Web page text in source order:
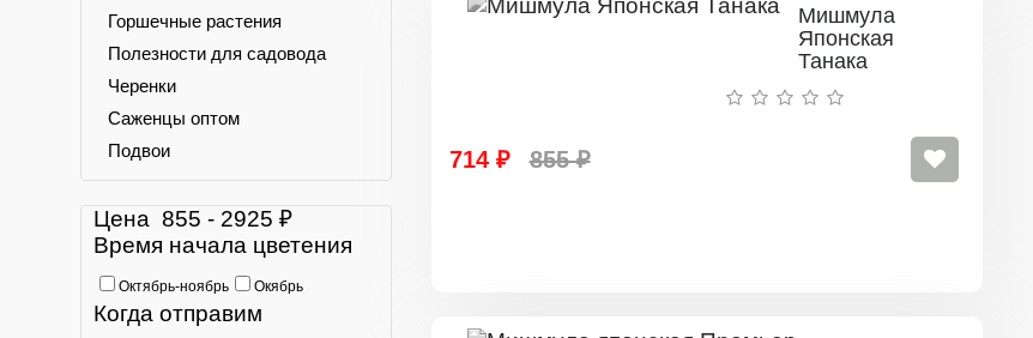
Горшечные растения
Полезности для садовода
Черенки
Саженцы оптом
Подвои
Цена 855 - 2925 ₽
Время начала цветения
Октябрь-ноябрь Окябрь
Когда отправим
Мишмула
Японская
Танака
714 ₽ 855 ₽